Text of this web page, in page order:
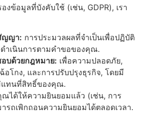
ข้อมูลที่บังคับใช้ (เช่น, GDPR), เรา
ญญา: การประมวลผลที่จำเป็นเพื่อปฏิบัติ
ำเนินการตามคำขอของคุณ.
บด้วยกฎหมาย: เพื่อความปลอดภัย,
อโกง, และการปรับปรุงธุรกิจ, โดยมี
แทนที่สิทธิ์ของคุณ.
ได้ให้ความยินยอมแล้ว (เช่น, การ
รถเพิกถอนความยินยอมได้ตลอดเวลา.